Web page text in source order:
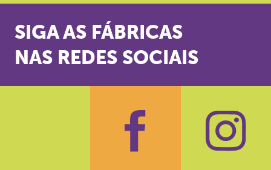
SIGA AS FÁBRICAS
NAS REDES SOCIAIS